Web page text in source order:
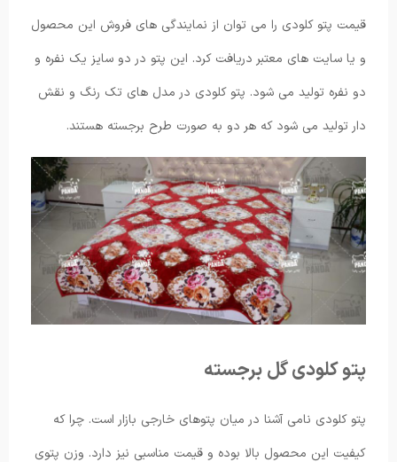
قیمت پتو کلودی را می توان از نمایندگی های فروش این محصول
و یا سایت های معتبر دریافت کرد. این پتو در دو سایز یک نفره و
دو نفره تولید می شود. پتو کلودی در مدل های تک رنگ و نقش
دار تولید می شود که هر دو به صورت طرح برجسته هستند.
پتو کلودی گل برجسته
پتو کلودی نامی آشنا در میان پتوهای خارجی بازار است. چرا که
کیفیت این محصول بالا بوده و قیمت مناسبی نیز دارد. وزن پتوی